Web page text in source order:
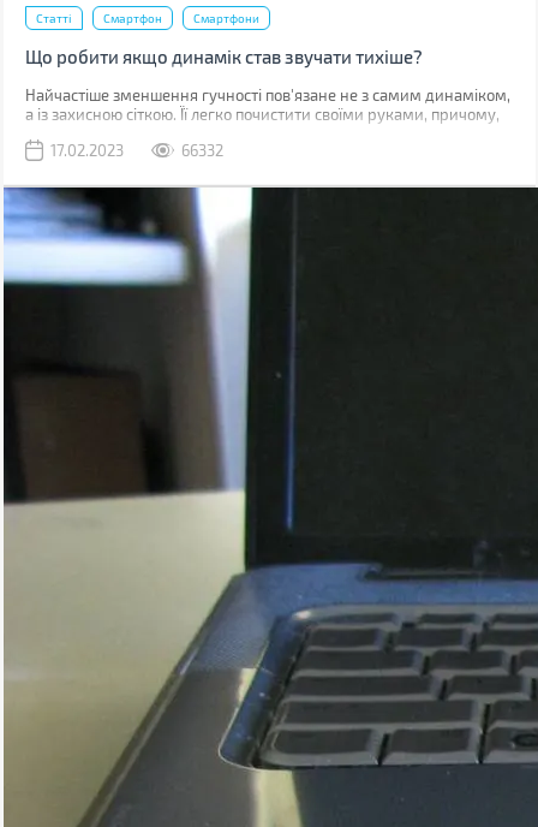
Статті Смартфон Смартфони
Що робити якщо динамік став звучати тихіше?
Найчастіше зменшення гучності пов'язане не з самим динаміком,
а із захисною сіткою. Її легко почистити своїми руками, причому,
17.02.2023
66332